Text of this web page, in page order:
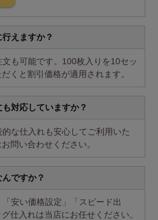
えますか？
も可能です。100枚入りを10セッ
くと割引価格が適用されます。
対応していますか？
な仕入れも安心してご利用いた
問い合わせください。
ですか？
「安い価格設定」「スピード出
仕入れは当店にお任せください。